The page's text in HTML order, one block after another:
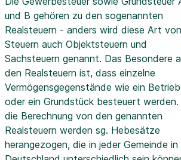
und B gehören zu den sogenannten
Realsteuern - anders wird diese Art von
Steuern auch Objektsteuern und
Sachsteuern genannt. Das Besondere
den Realsteuern ist, dass einzelne
Vermögensgegenstände wie ein Betrieb
oder ein Grundstück besteuert werden.
die Berechnung von den genannten
Realsteuern werden sg. Hebesätze
herangezogen, die in jeder Gemeinde in